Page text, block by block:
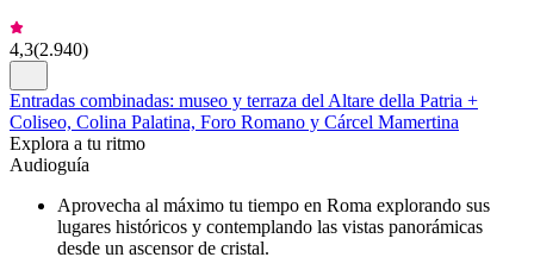
4,3(2.940)
Entradas combinadas: museo y terraza del Altare della Patria +
Coliseo, Colina Palatina, Foro Romano y Cárcel Mamertina
Explora a tu ritmo
Audioguía
Aprovecha al máximo tu tiempo en Roma explorando sus
lugares históricos y contemplando las vistas panorámicas
desde un ascensor de cristal.